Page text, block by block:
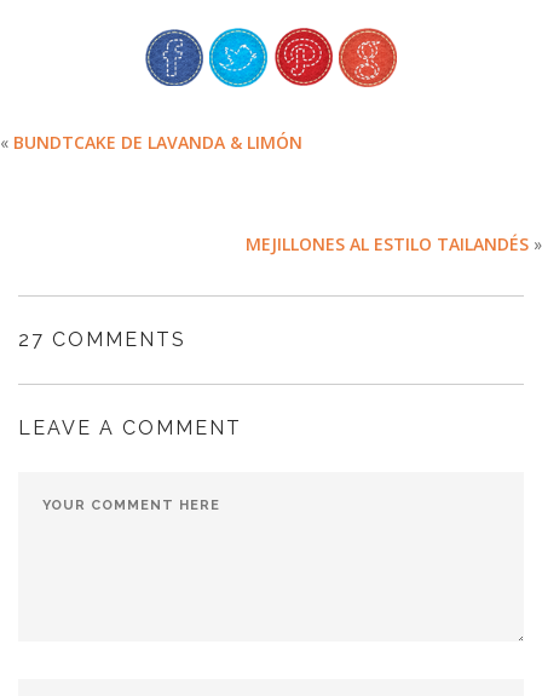
« BUNDTCAKE DE LAVANDA & LIMÓN
MEJILLONES AL ESTILO TAILANDÉS »
27 COMMENTS
LEAVE A COMMENT